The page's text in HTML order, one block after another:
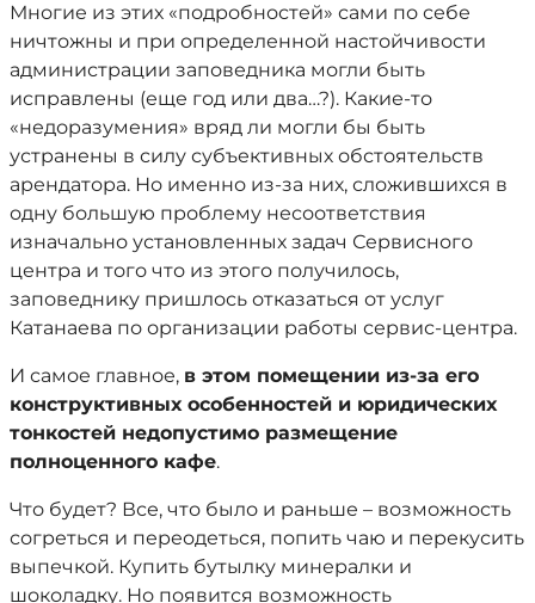
Многие из этих «подробностей» сами по себе
ничтожны и при определенной настойчивости
администрации заповедника могли быть
исправлены (еще год или два…?). Какие-то
«недоразумения» вряд ли могли бы быть
устранены в силу субъективных обстоятельств
арендатора. Но именно из-за них, сложившихся в
одну большую проблему несоответствия
изначально установленных задач Сервисного
центра и того что из этого получилось,
заповеднику пришлось отказаться от услуг
Катанаева по организации работы сервис-центра.
И самое главное, в этом помещении из-за его
конструктивных особенностей и юридических
тонкостей недопустимо размещение
полноценного кафе.
Что будет? Все, что было и раньше – возможность
согреться и переодеться, попить чаю и перекусить
выпечкой. Купить бутылку минералки и
шоколадку. Но появится возможность